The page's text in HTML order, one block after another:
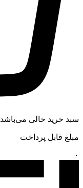
سبد خرید خالی می‌باشد
مبلغ قابل پرداخت
۰